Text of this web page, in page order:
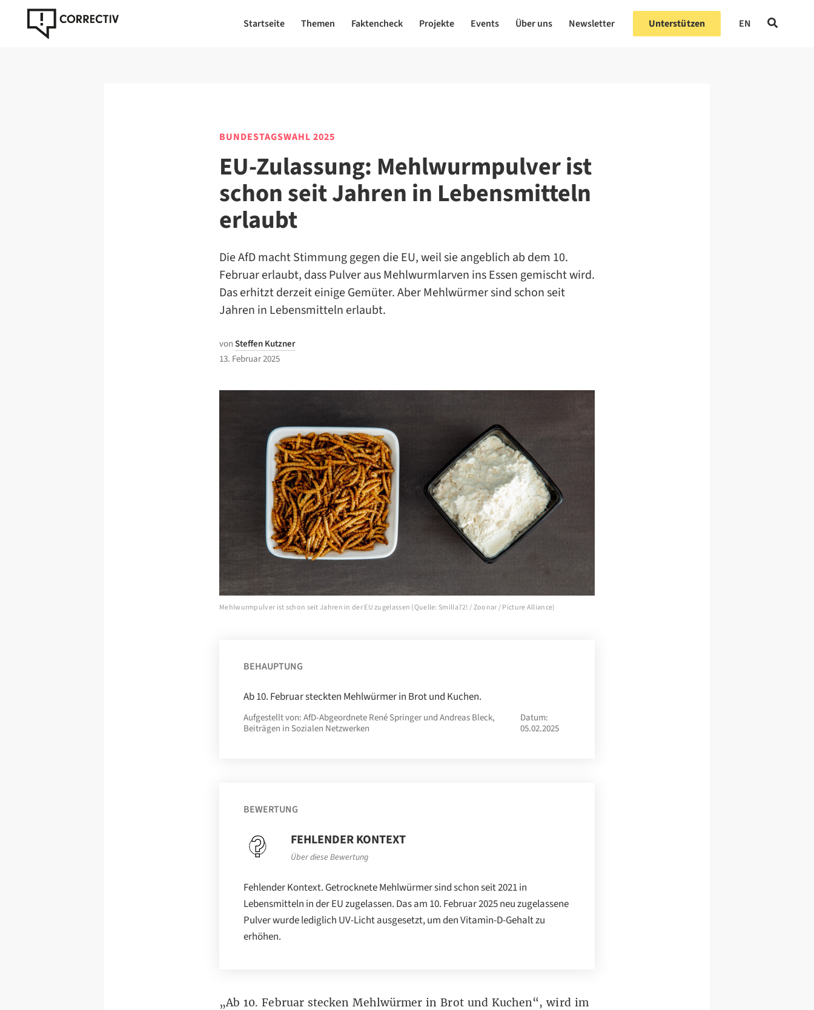
Startseite Themen Faktencheck Projekte Events Über uns Newsletter Unterstützen EN
BUNDESTAGSWAHL 2025
EU-Zulassung: Mehlwurmpulver ist
schon seit Jahren in Lebensmitteln
erlaubt
Die AfD macht Stimmung gegen die EU, weil sie angeblich ab dem 10.
Februar erlaubt, dass Pulver aus Mehlwurmlarven ins Essen gemischt wird.
Das erhitzt derzeit einige Gemüter. Aber Mehlwürmer sind schon seit
Jahren in Lebensmitteln erlaubt.
vonSteffen Kutzner
13. Februar 2025
Mehlwurmpulver ist schon seit Jahren in der EU zugelassen (Quelle: Smilla72! / Zoonar / Picture Alliance)
BEHAUPTUNG
Ab 10. Februar steckten Mehlwürmer in Brot und Kuchen.
Aufgestellt von: AfD-Abgeordnete René Springer und Andreas Bleck,
Beiträgen in Sozialen Netzwerken
Datum:
05.02.2025
BEWERTUNG
FEHLENDER KONTEXT
Über diese Bewertung
Fehlender Kontext. Getrocknete Mehlwürmer sind schon seit 2021 in
Lebensmitteln in der EU zugelassen. Das am 10. Februar 2025 neu zugelassene
Pulver wurde lediglich UV-Licht ausgesetzt, um den Vitamin-D-Gehalt zu
erhöhen.
„Ab 10. Februar stecken Mehlwürmer in Brot und Kuchen“, wird im